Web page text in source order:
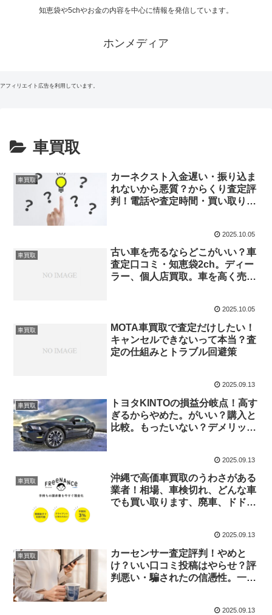
知恵袋や5chやお金の内容を中心に情報を発信しています。
ホンメディア
アフィリエイト広告を利用しています。
車買取
車買取
カーネクスト入金遅い・振り込ま
れないから悪質？からくり査定評
判！電話や査定時間・買い取り価
2025.10.05
車買取
古い車を売るならどこがいい？車
査定口コミ・知恵袋2ch。ディー
ラー、個人店買取。車を高く売る
2025.10.05
車買取
MOTA車買取で査定だけしたい！
キャンセルできないって本当？査
定の仕組みとトラブル回避策
2025.09.13
車買取
トヨタKINTOの損益分岐点！高す
ぎるからやめた。がいい？購入と
比較。もったいない？デメリッ
2025.09.13
車買取
沖縄で高価車買取のうわさがある
業者！相場、車検切れ、どんな車
でも買い取ります、廃車、ドドン
2025.09.13
車買取
カーセンサー査定評判！やめと
け？いい口コミ投稿はやらせ？評
判悪い・騙されたの信憑性。一括
2025.09.13